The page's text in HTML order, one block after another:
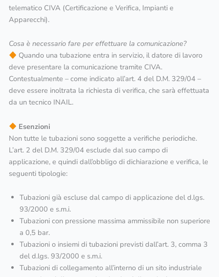
telematico CIVA (Certificazione e Verifica, Impianti e
Apparecchi).
Cosa è necessario fare per effettuare la comunicazione?
Quando una tubazione entra in servizio, il datore di lavoro
deve presentare la comunicazione tramite CIVA.
Contestualmente – come indicato all’art. 4 del D.M. 329/04 –
deve essere inoltrata la richiesta di verifica, che sarà effettuata
da un tecnico INAIL.
Esenzioni
Non tutte le tubazioni sono soggette a verifiche periodiche.
L’art. 2 del D.M. 329/04 esclude dal suo campo di
applicazione, e quindi dall’obbligo di dichiarazione e verifica, le
seguenti tipologie:
Tubazioni già escluse dal campo di applicazione del d.lgs.
93/2000 e s.m.i.
Tubazioni con pressione massima ammissibile non superiore
a 0,5 bar.
Tubazioni o insiemi di tubazioni previsti dall’art. 3, comma 3
del d.lgs. 93/2000 e s.m.i.
Tubazioni di collegamento all’interno di un sito industriale